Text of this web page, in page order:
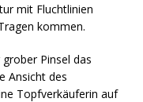
mit Flucht­linien
kommen.
Pinsel das
Ansicht des
Topfverkäuferin auf